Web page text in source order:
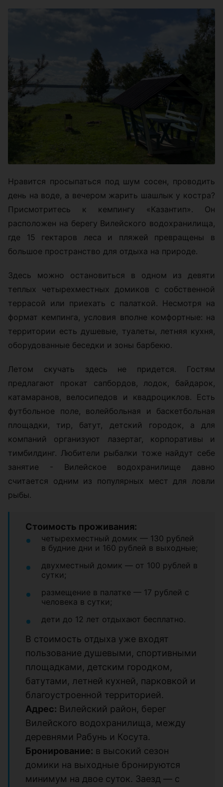
Нравится просыпаться под шум сосен, проводить
день на воде, а вечером жарить шашлык у костра?
Присмотритесь к кемпингу «Казантип». Он
расположен на берегу Вилейского водохранилища,
где 15 гектаров леса и пляжей превращены в
большое пространство для отдыха на природе.
Здесь можно остановиться в одном из девяти
теплых четырехместных домиков с собственной
террасой или приехать с палаткой. Несмотря на
формат кемпинга, условия вполне комфортные: на
территории есть душевые, туалеты, летняя кухня,
оборудованные беседки и зоны барбекю.
Летом скучать здесь не придется. Гостям
предлагают прокат сапбордов, лодок, байдарок,
катамаранов, велосипедов и квадроциклов. Есть
футбольное поле, волейбольная и баскетбольная
площадки, тир, батут, детский городок, а для
компаний организуют лазертаг, корпоративы и
тимбилдинг. Любители рыбалки тоже найдут себе
занятие - Вилейское водохранилище давно
считается одним из популярных мест для ловли
рыбы.
Стоимость проживания:
четырехместный домик — 130 рублей
в будние дни и 160 рублей в выходные;
двухместный домик — от 100 рублей в
сутки;
размещение в палатке — 17 рублей с
человека в сутки;
дети до 12 лет отдыхают бесплатно.
В стоимость отдыха уже входят
пользование душевыми, спортивными
площадками, детским городком,
батутами, летней кухней, парковкой и
благоустроенной территорией.
Адрес: Вилейский район, берег
Вилейского водохранилища, между
деревнями Рабунь и Косута.
Бронирование: в высокий сезон
домики на выходные бронируются
минимум на двое суток. Заезд — с